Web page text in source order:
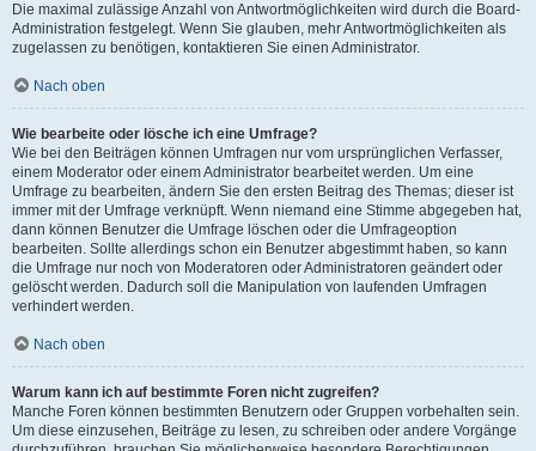
Die maximal zulässige Anzahl von Antwortmöglichkeiten wird durch die Board-
Administration festgelegt. Wenn Sie glauben, mehr Antwortmöglichkeiten als
zugelassen zu benötigen, kontaktieren Sie einen Administrator.
Nach oben
Wie bearbeite oder lösche ich eine Umfrage?
Wie bei den Beiträgen können Umfragen nur vom ursprünglichen Verfasser,
einem Moderator oder einem Administrator bearbeitet werden. Um eine
Umfrage zu bearbeiten, ändern Sie den ersten Beitrag des Themas; dieser ist
immer mit der Umfrage verknüpft. Wenn niemand eine Stimme abgegeben hat,
dann können Benutzer die Umfrage löschen oder die Umfrageoption
bearbeiten. Sollte allerdings schon ein Benutzer abgestimmt haben, so kann
die Umfrage nur noch von Moderatoren oder Administratoren geändert oder
gelöscht werden. Dadurch soll die Manipulation von laufenden Umfragen
verhindert werden.
Nach oben
Warum kann ich auf bestimmte Foren nicht zugreifen?
Manche Foren können bestimmten Benutzern oder Gruppen vorbehalten sein.
Um diese einzusehen, Beiträge zu lesen, zu schreiben oder andere Vorgänge